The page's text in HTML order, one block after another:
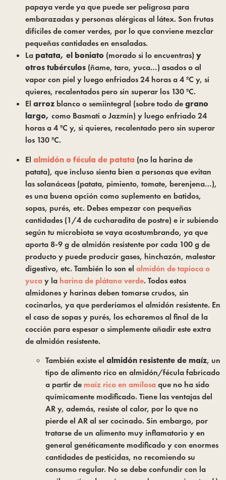
papaya verde ya que puede ser peligrosa para
embarazadas y personas alérgicas al látex. Son frutas
difíciles de comer verdes, por lo que conviene mezclar
pequeñas cantidades en ensaladas.
Lapatata, el boniato (morado si lo encuentras) y
otros tubérculos (ñame, taro, yuca…) asados o al
vapor con piel y luego enfriados 24 horas a 4 ºC y, si
quieres, recalentados pero sin superar los 130 ºC.
El arroz blanco o semiintegral (sobre todo de grano
largo, como Basmati o Jazmín) y luego enfriado 24
horas a 4 ºC y, si quieres, recalentado pero sin superar
los 130 ºC.
El almidón o fécula de patata (no la harina de
patata), que incluso sienta bien a personas que evitan
las solanáceas (patata, pimiento, tomate, berenjena…),
es una buena opción como suplemento en batidos,
sopas, purés, etc. Debes empezar con pequeñas
cantidades (1/4 de cucharadita de postre) e ir subiendo
según tu microbiota se vaya acostumbrando, ya que
aporta 8-9 g de almidón resistente por cada 100 g de
producto y puede producir gases, hinchazón, malestar
digestivo, etc. También lo son el almidón de tapioca o
yuca y la harina de plátano verde. Todos estos
almidones y harinas deben tomarse crudos, sin
cocinarlos, ya que perderíamos el almidón resistente. En
el caso de sopas y purés, los echaremos al final de la
cocción para espesar o simplemente añadir este extra
de almidón resistente.
También existe el almidón resistente de maíz, un
tipo de alimento rico en almidón/fécula fabricado
a partir de maíz rico en amilosaque no ha sido
químicamente modificado. Tiene las ventajas del
AR y, además, resiste al calor, por lo que no
pierde el AR al ser cocinado. Sin embargo, por
tratarse de un alimento muy inflamatorio y en
general genéticamente modificado y con enormes
cantidades de pesticidas, no recomiendo su
consumo regular. No se debe confundir con la